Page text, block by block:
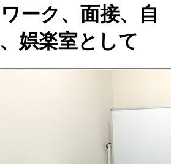
ーク、面接、自
娯楽室として